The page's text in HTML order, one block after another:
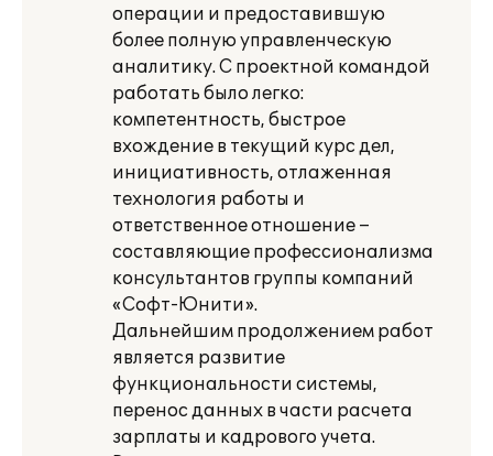
операции и предоставившую
более полную управленческую
аналитику. С проектной командой
работать было легко:
компетентность, быстрое
вхождение в текущий курс дел,
инициативность, отлаженная
технология работы и
ответственное отношение –
составляющие профессионализма
консультантов группы компаний
«Софт-Юнити».
Дальнейшим продолжением работ
является развитие
функциональности системы,
перенос данных в части расчета
зарплаты и кадрового учета.